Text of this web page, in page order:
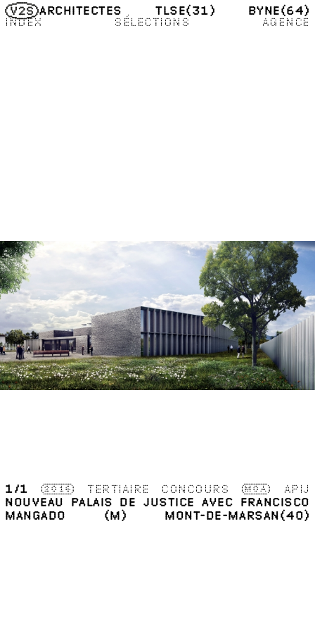
ARCHITECTES TLSE(31) BYNE(64)
INDEX
SÉLECTIONS AGENCE
1 /1 2016 TERTIAIRE CONCOURS MOA
APIJ
NOUVEAU PALAIS DE JUSTICE AVEC FRANCISCO
MANGADO (M)
MONT-DE-MARSAN(40)